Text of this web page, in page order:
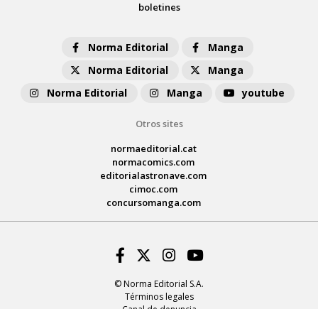
boletines
Norma Editorial
Manga
Norma Editorial
Manga
Norma Editorial
Manga youtube
Otros sites
normaeditorial.cat
normacomics.com
editorialastronave.com
cimoc.com
concursomanga.com
© Norma Editorial S.A.
Términos legales
Facebook
Twitter
Instagram
Youtube